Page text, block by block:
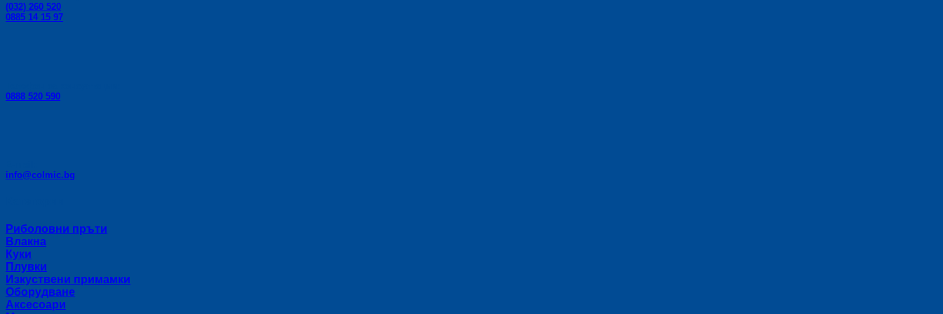
(032) 260 520
0885 14 15 97
0888 520 590
info@colmic.bg
Риболовни пръти
Влакна
Куки
Плувки
Изкуствени примамки
Оборудване
Аксесоари